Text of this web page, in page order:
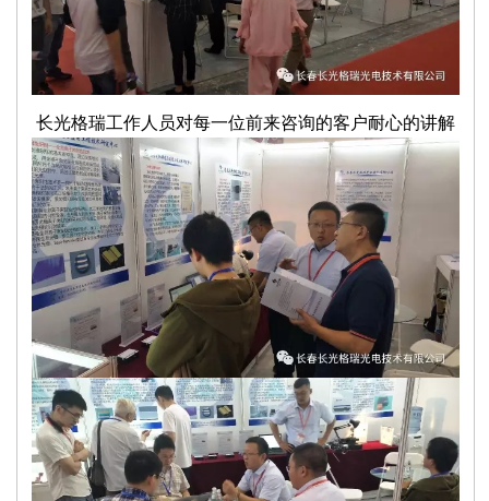
长光格瑞工作人员对每一位前来咨询的客户耐心的讲解